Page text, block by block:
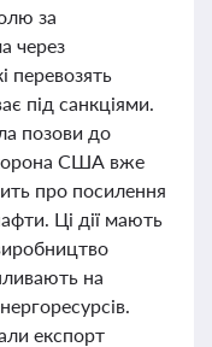
за
через
перевозять
під санкціями.
позови до
США вже
про посилення
Ці дії мають
на
експорт